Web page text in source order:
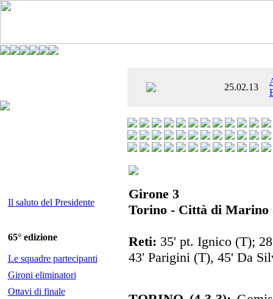
25.02.13
Il saluto del Presidente
65° edizione
Le squadre partecipanti
Gironi eliminatori
Ottavi di finale
Girone 3
Torino - Città di Marino
Reti: 35' pt. Ignico (T);
43' Parigini (T), 45' Da